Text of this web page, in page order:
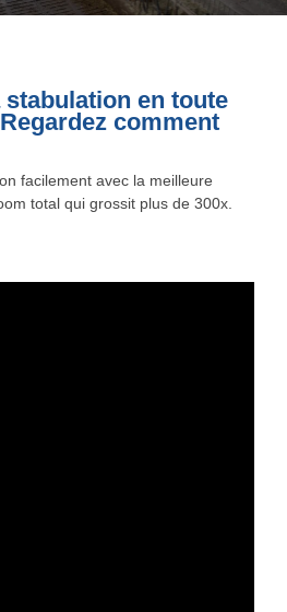
en toute
comment
facilement avec la meilleure
total qui grossit plus de 300x.